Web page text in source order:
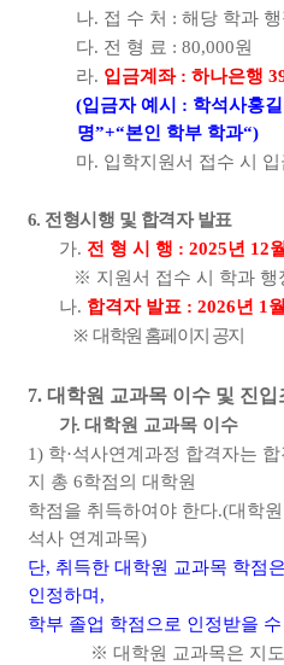
나. 접 수 처 : 해당 학과 행
다. 전 형 료 : 80,000원
라. 입금계좌 : 하나은행
(입금자 예시 : 학석사홍
명”+“본인 학부 학과“)
마. 입학지원서 접수 시
6. 전형시행 및 합격자 발표
가. 전 형 시 행 :2025년 12월
※ 지원서 접수 시 학과 행
나. 합격자 발표 :2026년 1
※대학원 홈페이지 공지
7. 대학원 교과목 이수 및 진입
가.대학원 교과목 이수
1) 학·석사연계과정 합격자는
지 총 6학점의 대학원
학점을 취득하여야 한다.(대학
석사 연계과목)
단, 취득한 대학원 교과목 학점
인정하며 ,
학부 졸업 학점으로 인정받을
※ 대학원 교과목은 지